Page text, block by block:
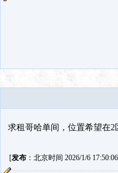
求租哥哈单间，位置希望在2
[发布：北京时间 2026/1/6